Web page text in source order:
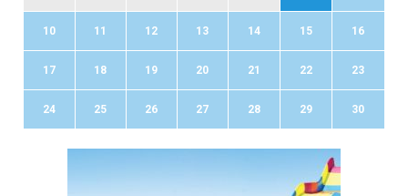
10 11 12 13 14 15 16
17 18 19 20 21 22 23
24 25 26 27 28 29 30